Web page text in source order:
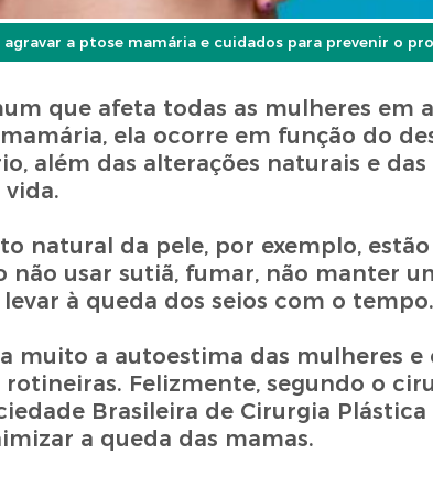
a ptose mamária e cuidados para prevenir o
que afeta todas as mulheres em
ela ocorre em função do
além das alterações naturais e das
natural da pele, por exemplo, estão
usar sutiã, fumar, não manter
à queda dos seios com o tempo.
muito a autoestima das mulheres e
Felizmente, segundo o
Brasileira de Cirurgia Plástica
a queda das mamas.